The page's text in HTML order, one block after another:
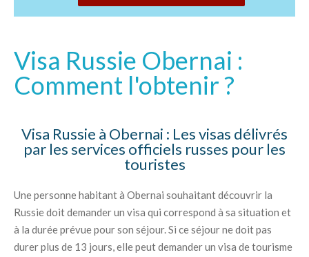
Visa Russie Obernai :
Comment l'obtenir ?
Visa Russie à Obernai : Les visas délivrés
par les services officiels russes pour les
touristes
Une personne habitant à Obernai souhaitant découvrir la
Russie doit demander un visa qui correspond à sa situation et
à la durée prévue pour son séjour. Si ce séjour ne doit pas
durer plus de 13 jours, elle peut demander un visa de tourisme